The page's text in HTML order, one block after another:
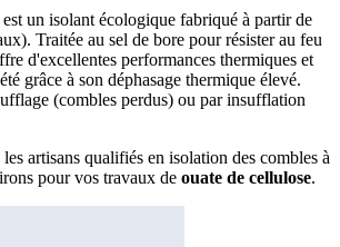
un isolant écologique fabriqué à partir de
Traitée au sel de bore pour résister au feu
d'excellentes performances thermiques et
grâce à son déphasage thermique élevé.
(combles perdus) ou par insufflation
artisans qualifiés en isolation des combles à
pour vos travaux de ouate de cellulose.